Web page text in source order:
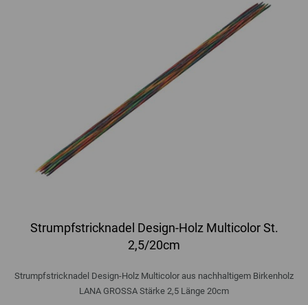
Strumpfstricknadel Design-Holz Multicolor St.
2,5/20cm
Strumpfstricknadel Design-Holz Multicolor aus nachhaltigem Birkenholz
LANA GROSSA Stärke 2,5 Länge 20cm